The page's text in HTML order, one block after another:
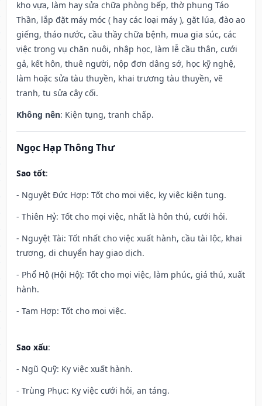
kho vựa, làm hay sửa chữa phòng bếp, thờ phụng Táo
Thần, lắp đặt máy móc ( hay các loại máy ), gặt lúa, đào ao
giếng, tháo nước, cầu thầy chữa bệnh, mua gia súc, các
việc trong vụ chăn nuôi, nhập học, làm lễ cầu thân, cưới
gả, kết hôn, thuê người, nộp đơn dâng sớ, học kỹ nghệ,
làm hoặc sửa tàu thuyền, khai trương tàu thuyền, vẽ
tranh, tu sửa cây cối.
Không nên: Kiện tụng, tranh chấp.
Ngọc Hạp Thông Thư
Sao tốt:
- Nguyệt Đức Hợp: Tốt cho mọi việc, kỵ việc kiện tụng.
- Thiên Hỷ: Tốt cho mọi việc, nhất là hôn thú, cưới hỏi.
- Nguyệt Tài: Tốt nhất cho việc xuất hành, cầu tài lộc, khai
trương, di chuyển hay giao dịch.
- Phổ Hộ (Hội Hộ): Tốt cho mọi việc, làm phúc, giá thú, xuất
hành.
- Tam Hợp: Tốt cho mọi việc.
Sao xấu:
- Ngũ Quỹ: Kỵ việc xuất hành.
- Trùng Phục: Kỵ việc cưới hỏi, an táng.